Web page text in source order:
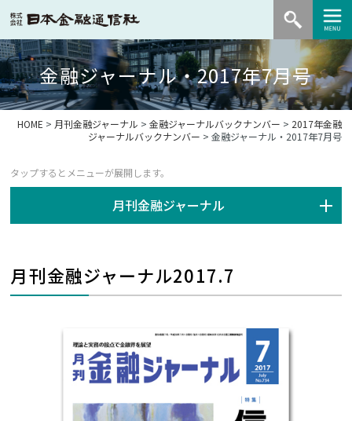
金融ジャーナル・2017年7月号
HOME > 月刊金融ジャーナル > 金融ジャーナルバックナンバー > 2017年金融
ジャーナルバックナンバー > 金融ジャーナル・2017年7月号
月刊金融ジャーナル
月刊金融ジャーナル2017.7